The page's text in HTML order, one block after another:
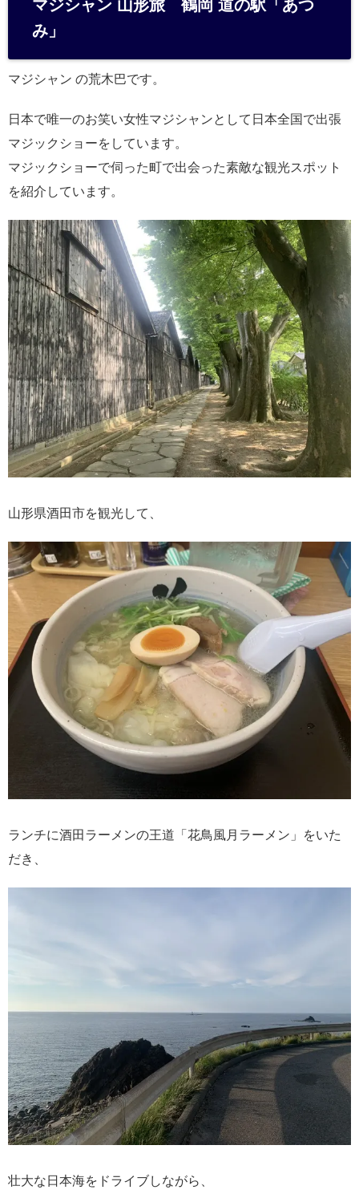
マジシャン 山形旅 鶴岡 道の駅「あつ
み」
マジシャン の荒木巴です。
日本で唯一のお笑い女性マジシャンとして日本全国で出張
マジックショーをしています。
マジックショーで伺った町で出会った素敵な観光スポット
を紹介しています。
山形県酒田市を観光して、
ランチに酒田ラーメンの王道「花鳥風月ラーメン」をいた
だき、
壮大な日本海をドライブしながら、